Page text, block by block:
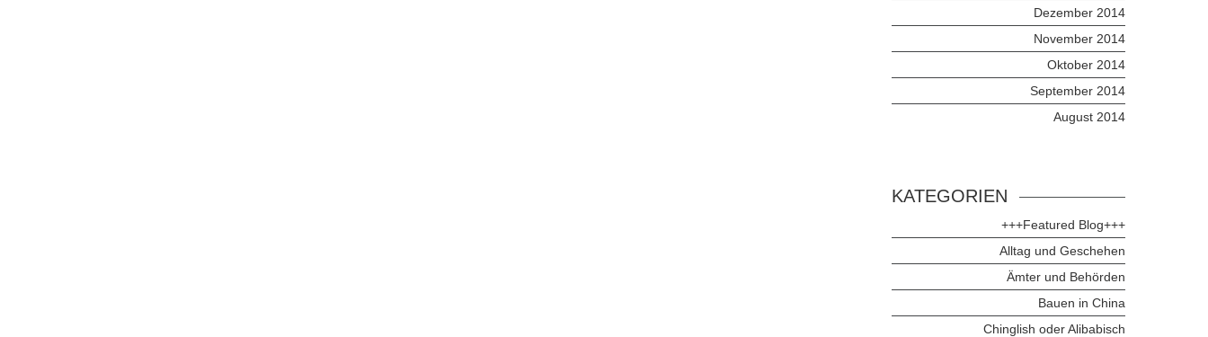
Dezember 2014
November 2014
Oktober 2014
September 2014
August 2014
KATEGORIEN
+++Featured Blog+++
Alltag und Geschehen
Ämter und Behörden
Bauen in China
Chinglish oder Alibabisch